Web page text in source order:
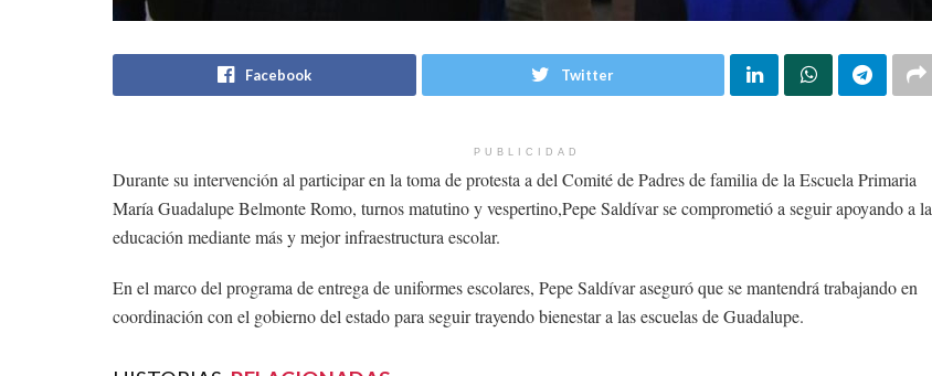
Facebook Twitter
PUBLICIDAD
Durante su intervención al participar en la toma de protesta a del Comité de Padres de familia de la Escuela Primaria
María Guadalupe Belmonte Romo, turnos matutino y vespertino,Pepe Saldívar se comprometió a seguir apoyando a la
educación mediante más y mejor infraestructura escolar.
En el marco del programa de entrega de uniformes escolares, Pepe Saldívar aseguró que se mantendrá trabajando en
coordinación con el gobierno del estado para seguir trayendo bienestar a las escuelas de Guadalupe.